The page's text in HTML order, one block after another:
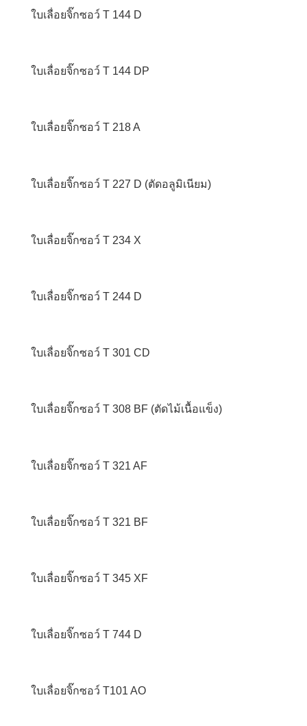
ใบเลื่อยจิ๊กซอว์ T 144 D
ใบเลื่อยจิ๊กซอว์ T 144 DP
ใบเลื่อยจิ๊กซอว์ T 218 A
ใบเลื่อยจิ๊กซอว์ T 227 D (ตัดอลูมิเนียม)
ใบเลื่อยจิ๊กซอว์ T 234 X
ใบเลื่อยจิ๊กซอว์ T 244 D
ใบเลื่อยจิ๊กซอว์ T 301 CD
ใบเลื่อยจิ๊กซอว์ T 308 BF (ตัดไม้เนื้อแข็ง)
ใบเลื่อยจิ๊กซอว์ T 321 AF
ใบเลื่อยจิ๊กซอว์ T 321 BF
ใบเลื่อยจิ๊กซอว์ T 345 XF
ใบเลื่อยจิ๊กซอว์ T 744 D
ใบเลื่อยจิ๊กซอว์ T101 AO